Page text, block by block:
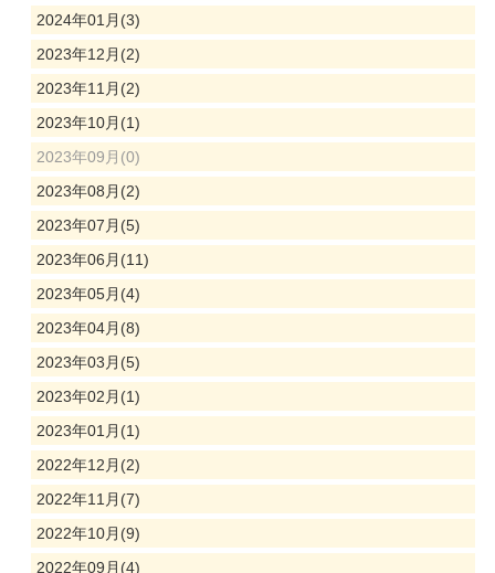
2024年01月(3)
2023年12月(2)
2023年11月(2)
2023年10月(1)
2023年09月(0)
2023年08月(2)
2023年07月(5)
2023年06月(11)
2023年05月(4)
2023年04月(8)
2023年03月(5)
2023年02月(1)
2023年01月(1)
2022年12月(2)
2022年11月(7)
2022年10月(9)
2022年09月(4)